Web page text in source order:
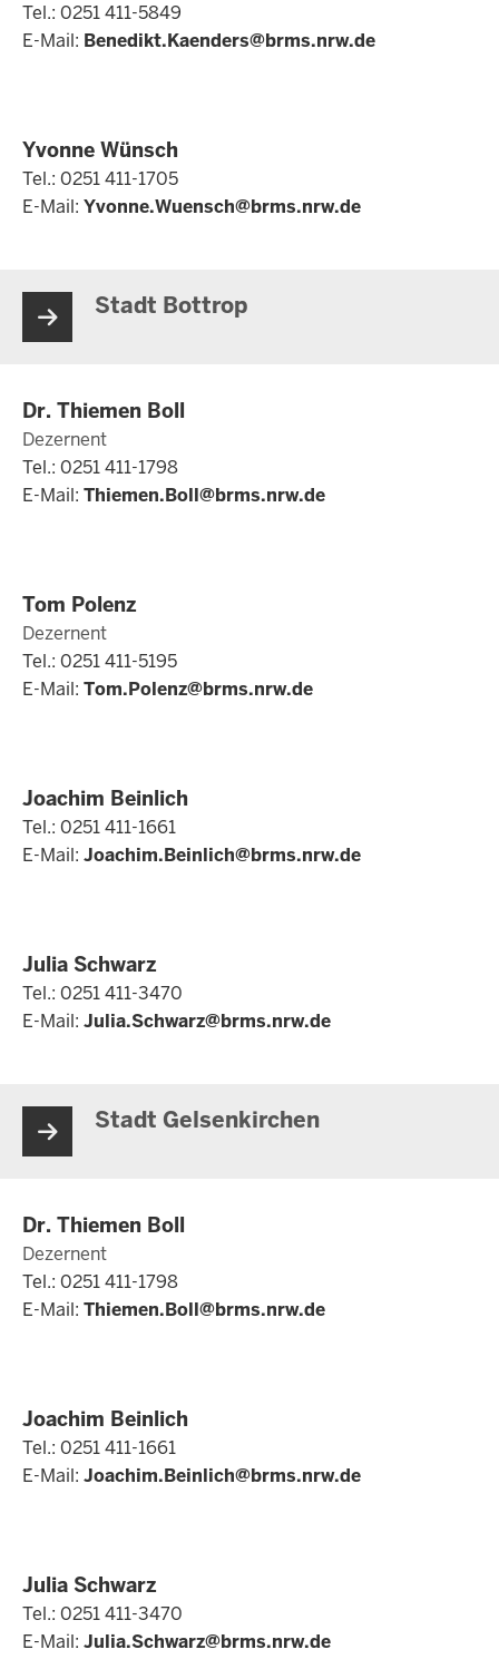
Tel.: 0251 411-5849
E-Mail: Benedikt.Kaenders@brms.nrw.de
Yvonne Wünsch
Tel.: 0251 411-1705
E-Mail: Yvonne.Wuensch@brms.nrw.de
Stadt Bottrop
Dr. Thiemen Boll
Dezernent
Tel.: 0251 411-1798
E-Mail: Thiemen.Boll@brms.nrw.de
Tom Polenz
Dezernent
Tel.: 0251 411-5195
E-Mail: Tom.Polenz@brms.nrw.de
Joachim Beinlich
Tel.: 0251 411-1661
E-Mail: Joachim.Beinlich@brms.nrw.de
Julia Schwarz
Tel.: 0251 411-3470
E-Mail: Julia.Schwarz@brms.nrw.de
Stadt Gelsenkirchen
Dr. Thiemen Boll
Dezernent
Tel.: 0251 411-1798
E-Mail: Thiemen.Boll@brms.nrw.de
Joachim Beinlich
Tel.: 0251 411-1661
E-Mail: Joachim.Beinlich@brms.nrw.de
Julia Schwarz
Tel.: 0251 411-3470
E-Mail: Julia.Schwarz@brms.nrw.de